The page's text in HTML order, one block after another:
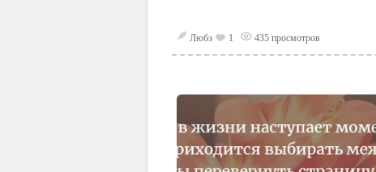
Любэ 1 435 просмотров